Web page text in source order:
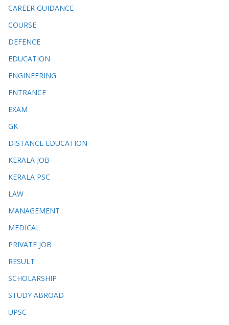
CAREER GUIDANCE
COURSE
DEFENCE
EDUCATION
ENGINEERING
ENTRANCE
EXAM
GK
DISTANCE EDUCATION
KERALA JOB
KERALA PSC
LAW
MANAGEMENT
MEDICAL
PRIVATE JOB
RESULT
SCHOLARSHIP
STUDY ABROAD
UPSC